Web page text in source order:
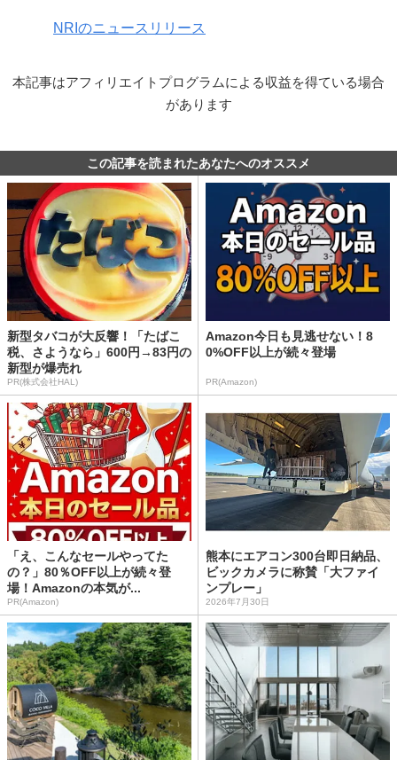
NRIのニュースリリース
本記事はアフィリエイトプログラムによる収益を得ている場合
があります
この記事を読まれたあなたへのオススメ
新型タバコが大反響！「たばこ
税、さようなら」600円→83円の
新型が爆売れ
PR(株式会社HAL)
Amazon今日も見逃せない！8
0%OFF以上が続々登場
PR(Amazon)
「え、こんなセールやってた
の？」80％OFF以上が続々登
場！Amazonの本気が...
PR(Amazon)
熊本にエアコン300台即日納品、
ビックカメラに称賛「大ファイ
ンプレー」
2026年7月30日